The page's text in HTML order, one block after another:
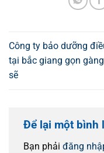
Công ty bảo dưỡng
tại bắc giang gọn
sẽ
Để lại một bình
Bạn phải đăng